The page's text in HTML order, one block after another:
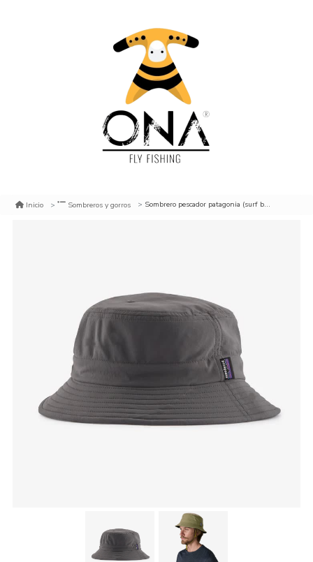
Inicio Sombreros y gorros Sombrero pescador patagonia (surf brimmer)